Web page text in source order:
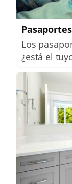
Los
¿está el